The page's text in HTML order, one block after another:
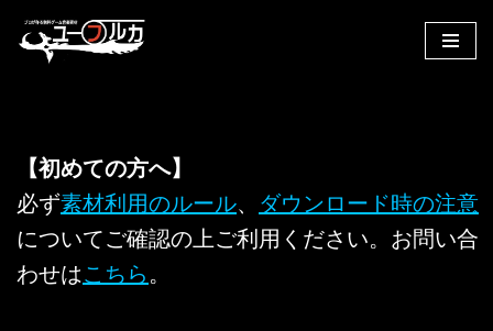
へ
ス
キ
ッ
【初めての方へ】
必ず素材利用のルール、 ダウンロード時の注意
についてご確認の上ご利用ください。お問い合
わせはこちら 。